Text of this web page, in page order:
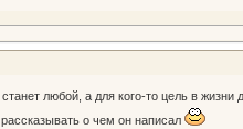
любой, а для кого-то цель в жизни
о чем он написал